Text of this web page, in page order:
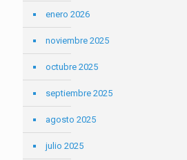
enero 2026
noviembre 2025
octubre 2025
septiembre 2025
agosto 2025
julio 2025